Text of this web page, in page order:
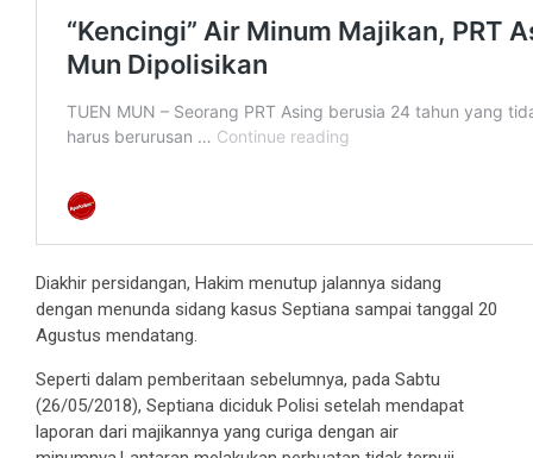
Diakhir persidangan, Hakim menutup jalannya sidang
dengan menunda sidang kasus Septiana sampai tanggal 20
Agustus mendatang.
Seperti dalam pemberitaan sebelumnya, pada Sabtu
(26/05/2018), Septiana diciduk Polisi setelah mendapat
laporan dari majikannya yang curiga dengan air